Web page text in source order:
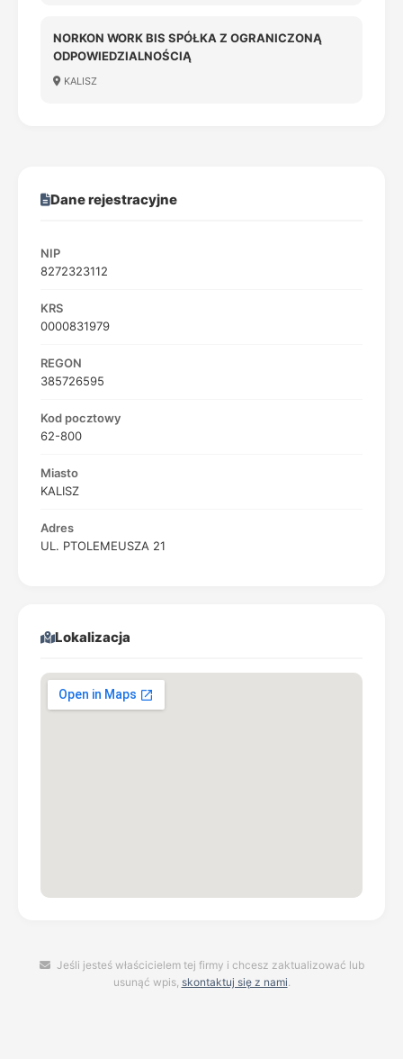
NORKON WORK BIS SPÓŁKA Z OGRANICZONĄ
ODPOWIEDZIALNOŚCIĄ
KALISZ
Dane rejestracyjne
NIP
8272323112
KRS
0000831979
REGON
385726595
Kod pocztowy
62-800
Miasto
KALISZ
Adres
UL. PTOLEMEUSZA 21
Lokalizacja
Jeśli jesteś właścicielem tej firmy i chcesz zaktualizować lub
usunąć wpis, skontaktuj się z nami.